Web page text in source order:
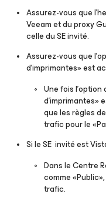
Assurez-vous que
Veeam et du proxy
celle du SE invité.
Assurez-vous que
d’imprimantes» est
Une fois l'option
d’imprimantes»
que les règles
trafic pour le
Si le SE invité est
Dans le Centre
comme
trafic.